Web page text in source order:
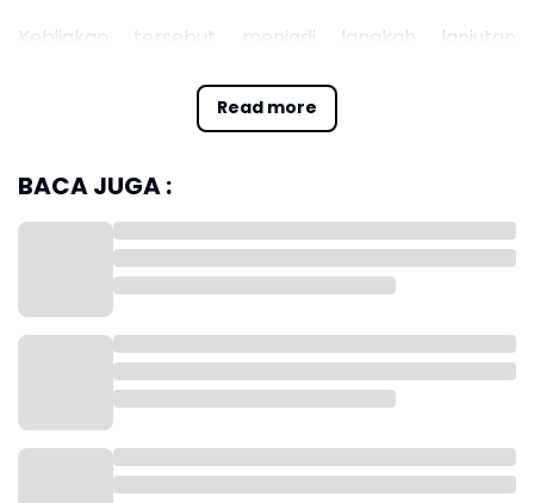
Read more
Kebijakan tersebut menjadi langkah lanjutan
digital masyarakat sekaligus menekan
penyalahgunaan nomor telepon yang kerap
Edwin Hidayat Abdullah, menyampaikan bahwa
penerapan secara nasional dilakukan setelah melalui
masa uji coba selama hampir lima bulan dan
menunjukkan hasil yang dinilai memuaskan.
Menurutnya, sistem verifikasi biometrik akan
memastikan bahwa setiap nomor yang didaftarkan
benar-benar terhubung dengan identitas
pemiliknya. Dengan demikian, ruang bagi praktik
penggunaan identitas palsu atau penyalahgunaan
BACA JUGA :